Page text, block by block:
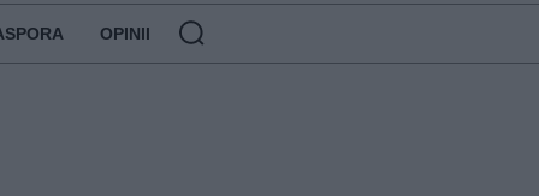
OPINII